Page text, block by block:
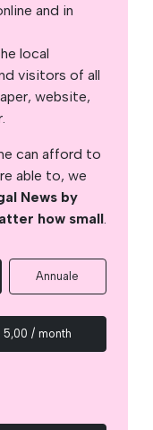
and in
local
visitors of all
website,
can afford to
able to, we
News by
how small.
Annuale
/ month